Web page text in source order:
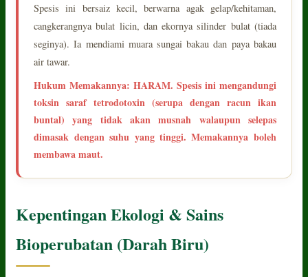
Spesis ini bersaiz kecil, berwarna agak gelap/kehitaman,
cangkerangnya bulat licin, dan ekornya silinder bulat (tiada
seginya). Ia mendiami muara sungai bakau dan paya bakau
air tawar.
Hukum Memakannya: HARAM. Spesis ini mengandungi
toksin saraf tetrodotoxin (serupa dengan racun ikan
buntal) yang tidak akan musnah walaupun selepas
dimasak dengan suhu yang tinggi. Memakannya boleh
membawa maut.
Kepentingan Ekologi & Sains
Bioperubatan (Darah Biru)